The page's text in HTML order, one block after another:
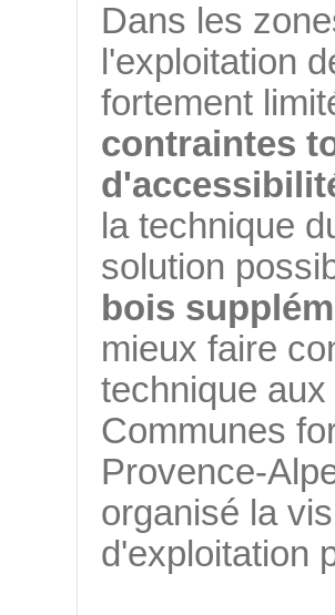
Dans les
l'exploitation
fortement
contraintes
la technique
solution
bois
mieux faire
technique
Communes
Provence-
organisé la
d'exploitation